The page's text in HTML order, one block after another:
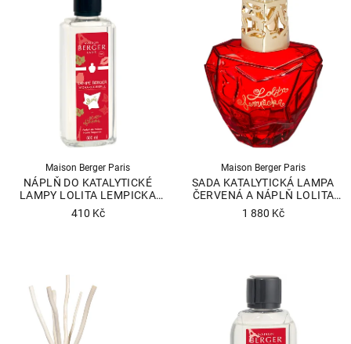
Maison Berger Paris
NÁPLŇ DO KATALYTICKÉ
LAMPY LOLITA LEMPICKA
SWEET, 500 ML
410 Kč
je
4,0
Maison Berger Paris
SADA KATALYTICKÁ LAMPA
ČERVENÁ A NÁPLŇ LOLITA
LEMPICKA SWEET
1 880 Kč